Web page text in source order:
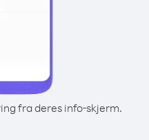
fra deres info-skjerm.